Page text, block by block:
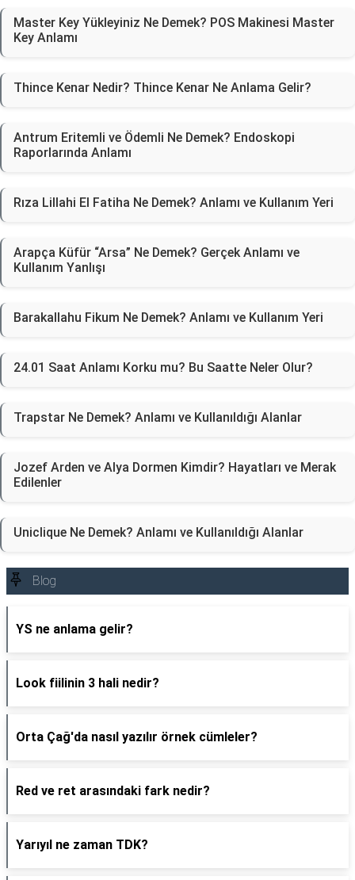
Master Key Yükleyiniz Ne Demek? POS Makinesi Master
Key Anlamı
Thince Kenar Nedir? Thince Kenar Ne Anlama Gelir?
Antrum Eritemli ve Ödemli Ne Demek? Endoskopi
Raporlarında Anlamı
Rıza Lillahi El Fatiha Ne Demek? Anlamı ve Kullanım Yeri
Arapça Küfür “Arsa” Ne Demek? Gerçek Anlamı ve
Kullanım Yanlışı
Barakallahu Fikum Ne Demek? Anlamı ve Kullanım Yeri
24.01 Saat Anlamı Korku mu? Bu Saatte Neler Olur?
Trapstar Ne Demek? Anlamı ve Kullanıldığı Alanlar
Jozef Arden ve Alya Dormen Kimdir? Hayatları ve Merak
Edilenler
Uniclique Ne Demek? Anlamı ve Kullanıldığı Alanlar
Blog
YS ne anlama gelir?
Look fiilinin 3 hali nedir?
Orta Çağ'da nasıl yazılır örnek cümleler?
Red ve ret arasındaki fark nedir?
Yarıyıl ne zaman TDK?